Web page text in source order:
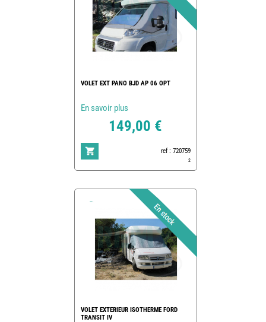
VOLET EXT PANO BJD AP 06 OPT
En savoir plus
149,00 €
ref : 720759
2
VOLET EXTERIEUR ISOTHERME FORD
TRANSIT IV